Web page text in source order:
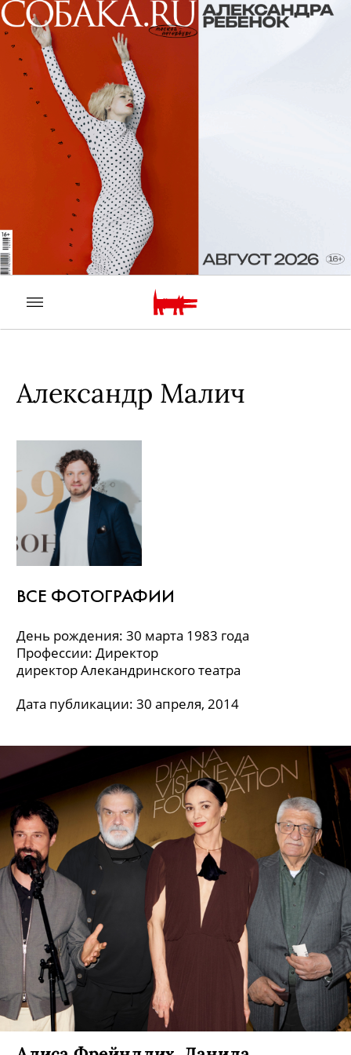
Александр Малич
ВСЕ ФОТОГРАФИИ
День рождения: 30 марта 1983 года
Профессии: Директор
директор Алекандринского театра
Дата публикации: 30 апреля, 2014